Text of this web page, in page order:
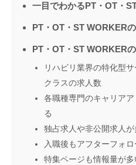
一目でわかるPT・OT・
PT・OT・ST WORKER
PT・OT・ST WORKER
リハビリ業界の特化型
クラスの求人数
各職種専門のキャリア
る
独占求人や非公開求人が
入職後もアフターフォ
特集ページも情報量が多